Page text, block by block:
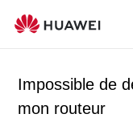
Impossible de
mon routeur